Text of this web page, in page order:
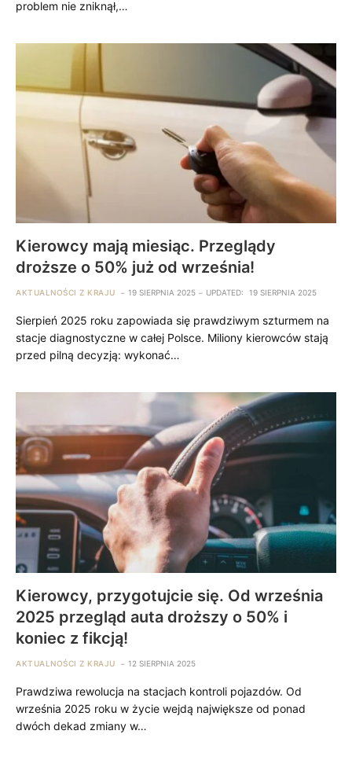
problem nie zniknął,…
Kierowcy mają miesiąc. Przeglądy
droższe o 50% już od września!
AKTUALNOŚCI Z KRAJU 19 SIERPNIA 2025 UPDATED: 19 SIERPNIA 2025
Sierpień 2025 roku zapowiada się prawdziwym szturmem na
stacje diagnostyczne w całej Polsce. Miliony kierowców stają
przed pilną decyzją: wykonać…
Kierowcy, przygotujcie się. Od września
2025 przegląd auta droższy o 50% i
koniec z fikcją!
AKTUALNOŚCI Z KRAJU 12 SIERPNIA 2025
Prawdziwa rewolucja na stacjach kontroli pojazdów. Od
września 2025 roku w życie wejdą największe od ponad
dwóch dekad zmiany w…